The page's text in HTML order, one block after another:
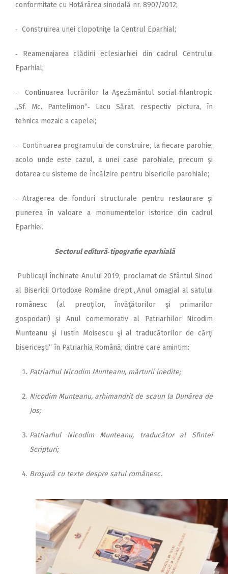
conformitate cu Hotărârea sinodală nr. 8907/2012;
‑ Construirea unei clopotniţe la Centrul Eparhial;
‑ Reamenajarea clădirii eclesiarhiei din cadrul Centrului
Eparhial;
‑ Continuarea lucrărilor la Aşezământul social‑filantropic
„Sf. Mc. Pantelimon“‑ Lacu Sărat, respectiv pictura, în
tehnica mozaic a capelei;
‑ Continuarea programului de construire, la fiecare parohie,
acolo unde este cazul, a unei case parohiale, precum şi
dotarea cu sisteme de încălzire pentru bisericile parohiale;
‑ Atragerea de fonduri structurale pentru restaurare şi
punerea în valoare a monumentelor istorice din cadrul
Eparhiei.
Sectorul editură‑tipografie eparhială
Publicaţii închinate Anului 2019, proclamat de Sfântul Sinod
al Bisericii Ortodoxe Române drept „Anul omagial al satului
românesc (al preoţilor, învăţătorilor şi primarilor
gospodari) şi Anul comemorativ al Patriarhilor Nicodim
Munteanu şi Iustin Moisescu şi al traducătorilor de cărţi
bisericeşti“ în Patriarhia Română, dintre care amintim:
Patriarhul Nicodim Munteanu, mărturii inedite;
Nicodim Munteanu, arhimandrit de scaun la Dunărea de
Jos;
Patriarhul Nicodim Munteanu, traducător al Sfintei
Scripturi;
Broşură cu texte despre satul românesc.